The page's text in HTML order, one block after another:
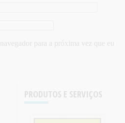
para a próxima vez que eu
PRODUTOS E SERVIÇOS